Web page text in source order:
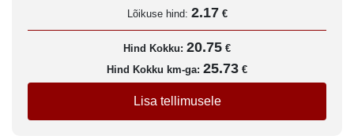
Lõikuse hind: 2.17 €
Hind Kokku: 20.75 €
Hind Kokku km-ga: 25.73 €
Lisa tellimusele